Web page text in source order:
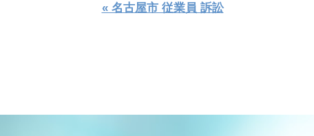
« 名古屋市 従業員 訴訟